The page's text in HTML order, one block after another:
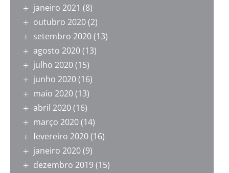
janeiro 2021 (8)
outubro 2020(2)
setembro 2020(13)
agosto 2020(13)
julho 2020(15)
junho 2020(16)
maio 2020(13)
abril 2020(16)
março 2020(14)
fevereiro 2020(16)
janeiro 2020(9)
dezembro 2019(15)